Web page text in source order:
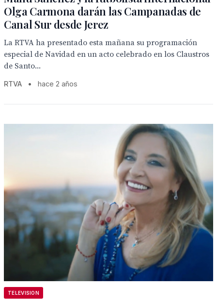
Olga Carmona darán las Campanadas de
Canal Sur desde Jerez
La RTVA ha presentado esta mañana su programación
especial de Navidad en un acto celebrado en los Claustros
de Santo...
RTVA • hace 2 años
TELEVISION